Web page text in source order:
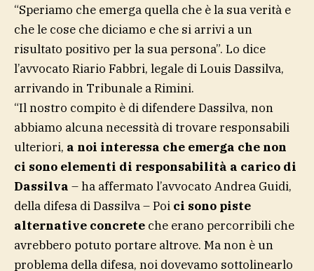
“Speriamo che emerga quella che è la sua verità e
che le cose che diciamo e che si arrivi a un
risultato positivo per la sua persona”. Lo dice
l’avvocato Riario Fabbri, legale di Louis Dassilva,
arrivando in Tribunale a Rimini.
“Il nostro compito è di difendere Dassilva, non
abbiamo alcuna necessità di trovare responsabili
ulteriori, a noi interessa che emerga che non
ci sono elementi di responsabilità a carico di
Dassilva – ha affermato l’avvocato Andrea Guidi,
della difesa di Dassilva – Poi ci sono piste
alternative concrete che erano percorribili che
avrebbero potuto portare altrove. Ma non è un
problema della difesa, noi dovevamo sottolinearlo